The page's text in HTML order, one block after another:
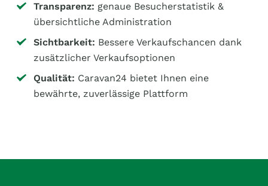
Transparenz: genaue Besucherstatistik &
übersichtliche Administration
Sichtbarkeit: Bessere Verkaufschancen dank
zusätzlicher Verkaufsoptionen
Qualität: Caravan24 bietet Ihnen eine
bewährte, zuverlässige Plattform